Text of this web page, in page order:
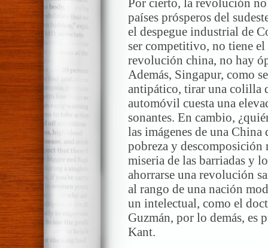
Por cierto, la revolución
países prósperos del
el despegue industrial de
ser competitivo, no tiene el
revolución china, no hay
Además, Singapur, como
antipático, tirar una colilla
automóvil cuesta una
sonantes. En cambio,
las imágenes de una
pobreza y descomposición
miseria de las barriadas y
ahorrarse una revolución
al rango de una nación
un intelectual, como el
Guzmán, por lo demás, es
Kant.